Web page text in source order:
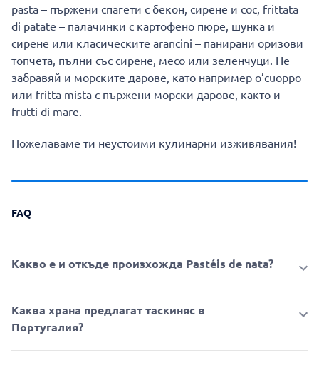
pasta – пържени спагети с бекон, сирене и сос, frittata
di patate – палачинки с картофено пюре, шунка и
сирене или класическите arancini – панирани оризови
топчета, пълни със сирене, месо или зеленчуци. Не
забравяй и морските дарове, като например o’cuoppo
или fritta mista с пържени морски дарове, както и
frutti di mare.
Пожелаваме ти неустоими кулинарни изживявания!
FAQ
Какво e и откъде произхожда Pastéis de nata?
Каква храна предлагат таскиняс в
Португалия?